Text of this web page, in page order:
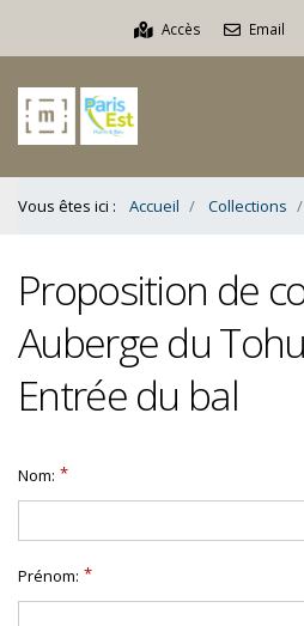
Accès Email
Vous êtes ici : Accueil Collections
Proposition de
Auberge du
Entrée du bal
Nom:
Prénom: